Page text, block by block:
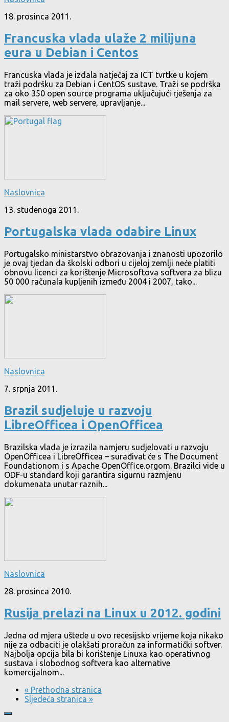
18. prosinca 2011.
Francuska vlada ulaže 2 milijuna
eura u Debian i Centos
Francuska vlada je izdala natječaj za ICT tvrtke u kojem
traži podršku za Debian i CentOS sustave. Traži se podrška
za oko 350 open source programa uključujući rješenja za
mail servere, web servere, upravljanje...
Naslovnica
13. studenoga 2011.
Portugalska vlada odabire Linux
Portugalsko ministarstvo obrazovanja i znanosti upozorilo
je ovaj tjedan da školski odbori u cijeloj zemlji neće platiti
obnovu licenci za korištenje Microsoftova softvera za blizu
50 000 računala kupljenih između 2004 i 2007, tako...
Naslovnica
7. srpnja 2011.
Brazil sudjeluje u razvoju
LibreOfficea i OpenOfficea
Brazilska vlada je izrazila namjeru sudjelovati u razvoju
OpenOfficea i LibreOfficea – surađivat će s The Document
Foundationom i s Apache OpenOffice.orgom. Brazilci vide u
ODF-u standard koji garantira sigurnu razmjenu
dokumenata unutar raznih...
Naslovnica
28. prosinca 2010.
Rusija prelazi na Linux u 2012. godini
Jedna od mjera uštede u ovo recesijsko vrijeme koja nikako
nije za odbaciti je olakšati proračun za informatički softver.
Najbolja opcija bila bi korištenje Linuxa kao operativnog
sustava i slobodnog softvera kao alternative
komercijalnom...
« Prethodna stranica
Sljedeća stranica »